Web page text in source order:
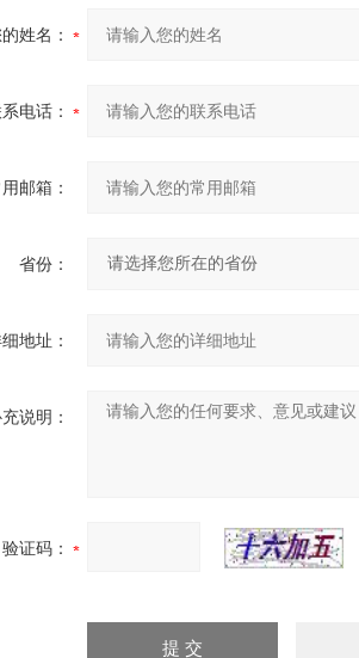
姓名：
电话：
邮箱：
省份：
地址：
说明：
验证码：